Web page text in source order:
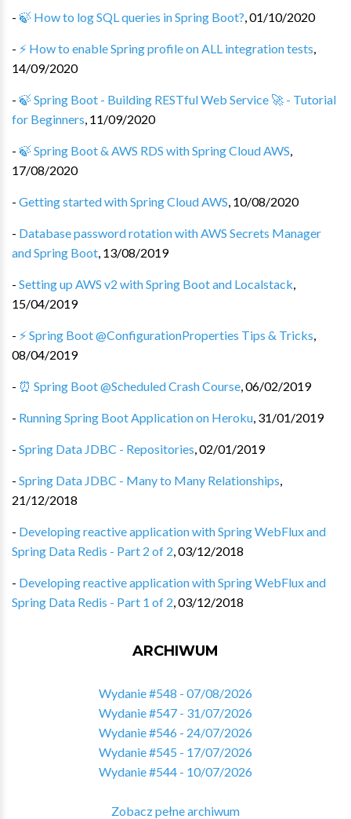
- 🍃 How to log SQL queries in Spring Boot?,01/10/2020
- ⚡️ How to enable Spring profile on ALL integration tests,
14/09/2020
- 🍃 Spring Boot - Building RESTful Web Service 🚀 - Tutorial
for Beginners, 11/09/2020
- 🍃 Spring Boot & AWS RDS with Spring Cloud AWS,
17/08/2020
- Getting started with Spring Cloud AWS, 10/08/2020
- Database password rotation with AWS Secrets Manager
and Spring Boot, 13/08/2019
- Setting up AWS v2 with Spring Boot and Localstack,
15/04/2019
- ⚡ Spring Boot @ConfigurationProperties Tips & Tricks,
08/04/2019
- ⏰ Spring Boot @Scheduled Crash Course,06/02/2019
- Running Spring Boot Application on Heroku, 31/01/2019
- Spring Data JDBC - Repositories,02/01/2019
- Spring Data JDBC - Many to Many Relationships,
21/12/2018
- Developing reactive application with Spring WebFlux and
Spring Data Redis - Part 2 of 2,03/12/2018
- Developing reactive application with Spring WebFlux and
Spring Data Redis - Part 1 of 2,03/12/2018
ARCHIWUM
Wydanie #548 - 07/08/2026
Wydanie #547 - 31/07/2026
Wydanie #546 - 24/07/2026
Wydanie #545 - 17/07/2026
Wydanie #544 - 10/07/2026
Zobacz pełne archiwum